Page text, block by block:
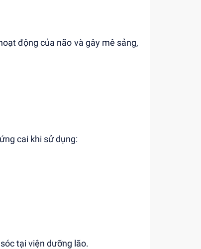
động của não và gây mê sảng,
cai khi sử dụng:
tại viện dưỡng lão.